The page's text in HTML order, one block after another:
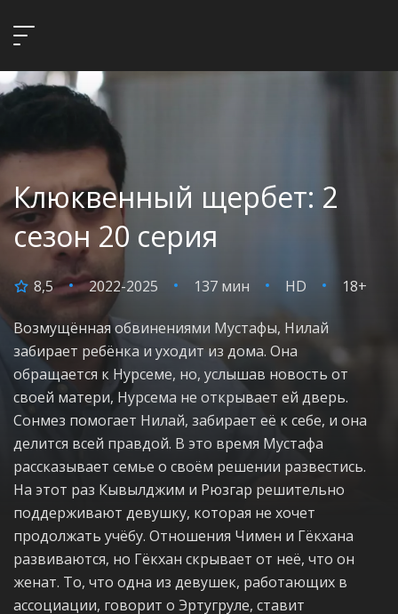
Клюквенный щербет: 2
сезон 20 серия
8,5 2022-2025 137 мин HD 18+
Возмущённая обвинениями Мустафы, Нилай
забирает ребёнка и уходит из дома. Она
обращается к Нурсеме, но, услышав новость от
своей матери, Нурсема не открывает ей дверь.
Сонмез помогает Нилай, забирает её к себе, и она
делится всей правдой. В это время Мустафа
рассказывает семье о своём решении развестись.
На этот раз Кывылджим и Рюзгар решительно
поддерживают девушку, которая не хочет
продолжать учёбу. Отношения Чимен и Гёкхана
развиваются, но Гёкхан скрывает от неё, что он
женат. То, что одна из девушек, работающих в
ассоциации, говорит о Эртугруле, ставит